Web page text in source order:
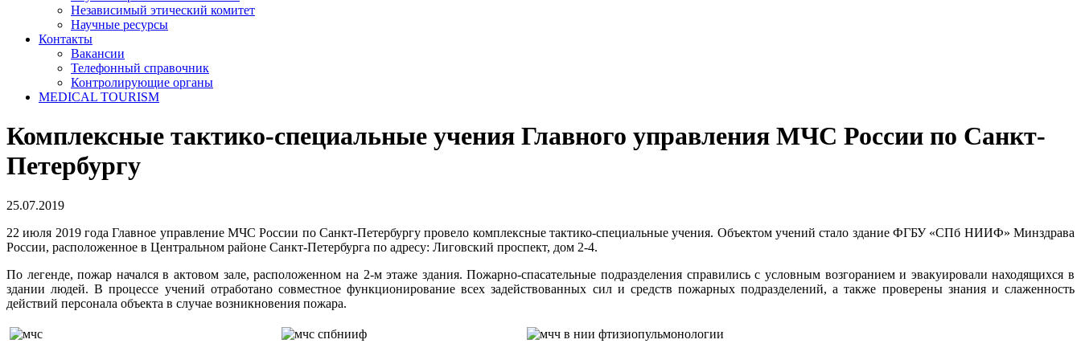
Независимый этический комитет
Научные ресурсы
Контакты
Вакансии
Телефонный справочник
Контролирующие органы
MEDICAL TOURISM
Комплексные тактико-специальные учения Главного управления МЧС России по Санкт-
Петербургу
25.07.2019
22 июля 2019 года Главное управление МЧС России по Санкт-Петербургу провело комплексные тактико-специальные учения. Объектом учений стало здание ФГБУ «СПб НИИФ» Минздрава
России, расположенное в Центральном районе Санкт-Петербурга по адресу: Лиговский проспект, дом 2-4.
По легенде, пожар начался в актовом зале, расположенном на 2-м этаже здания. Пожарно-спасательные подразделения справились с условным возгоранием и эвакуировали находящихся в
здании людей. В процессе учений отработано совместное функционирование всех задействованных сил и средств пожарных подразделений, а также проверены знания и слаженность
действий персонала объекта в случае возникновения пожара.